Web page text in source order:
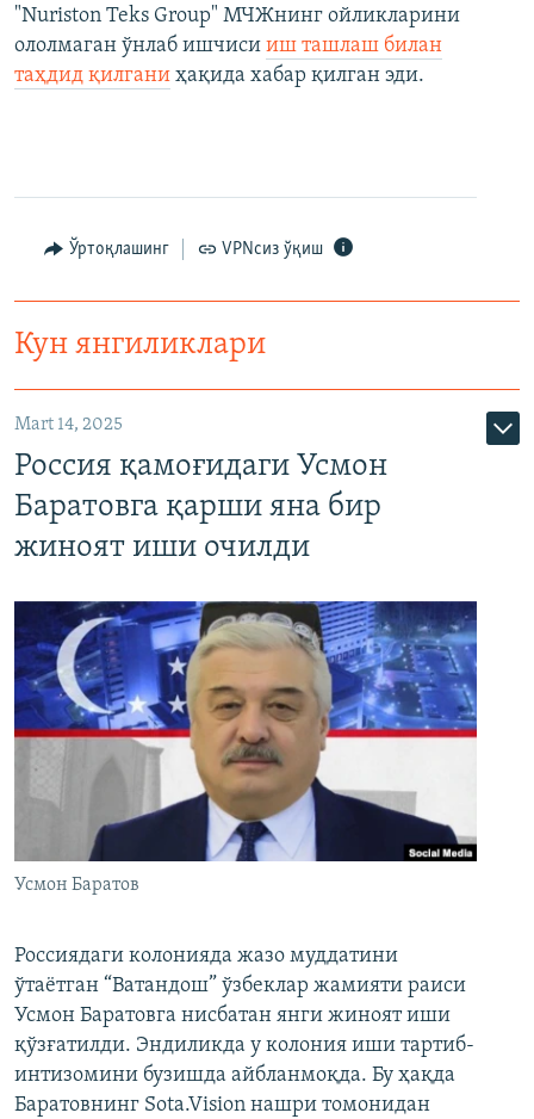
"Nuriston Teks Group" МЧЖнинг ойликларини
ололмаган ўнлаб ишчиси иш ташлаш билан
таҳдид қилгани ҳақида хабар қилган эди.
Ўртоқлашинг VPNсиз ўқиш
Кун янгиликлари
Mart 14, 2025
Россия қамоғидаги Усмон
Баратовга қарши яна бир
жиноят иши очилди
Усмон Баратов
Россиядаги колонияда жазо муддатини
ўтаётган “Ватандош” ўзбеклар жамияти раиси
Усмон Баратовга нисбатан янги жиноят иши
қўзғатилди. Эндиликда у колония иши тартиб-
интизомини бузишда айбланмоқда. Бу ҳақда
Баратовнинг Sota.Vision нашри томонидан